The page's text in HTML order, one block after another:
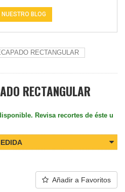
BLOG
RECTANGULAR
Revisa recortes de éste u
Añadir a Favoritos